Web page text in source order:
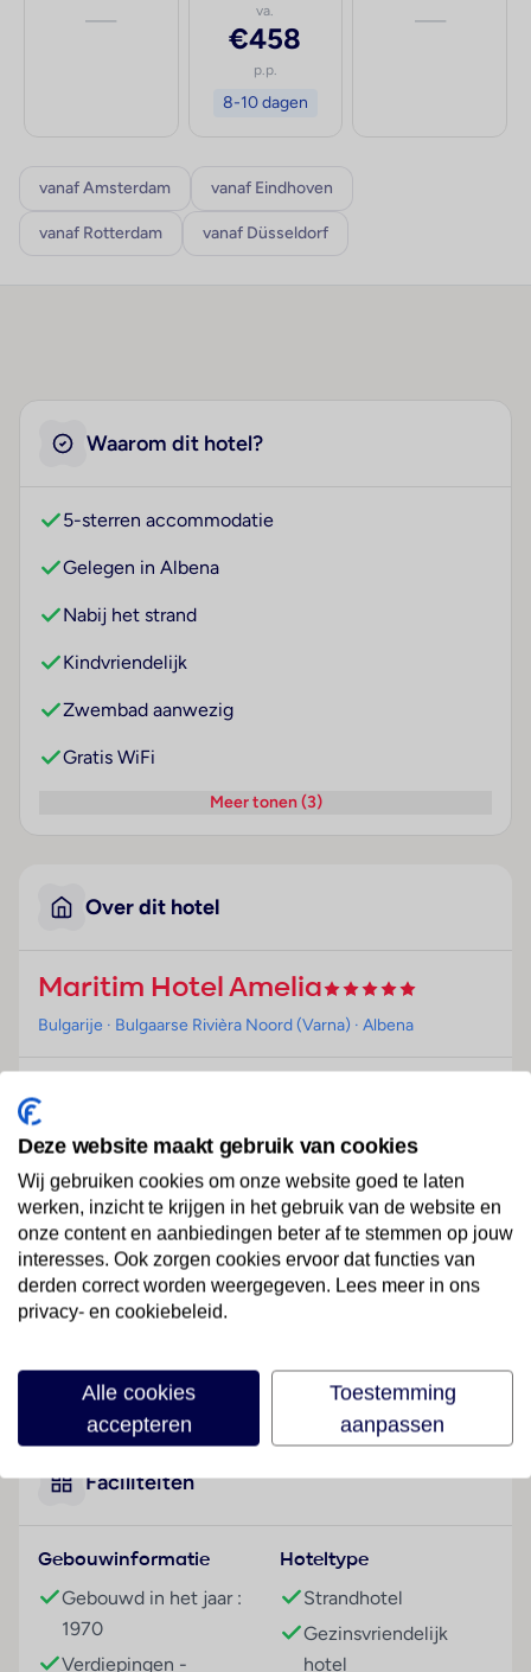
— va.
€458
p.p.
8-10 dagen
—
vanaf Amsterdam vanaf Eindhoven
vanaf Rotterdam vanaf Düsseldorf
Waarom dit hotel?
5-sterren accommodatie
Gelegen in Albena
Nabij het strand
Kindvriendelijk
Zwembad aanwezig
Gratis WiFi
Meer tonen (3)
Over dit hotel
Maritim Hotel Amelia
Bulgarije · Bulgaarse Rivièra Noord (Varna) · Albena
Het gezinZeezichtriendelijke hotel, ideaal voor
strandvakantiegangers en gezinnen, ligt in het
centrum van Albena, op slechts enkele meters
afstand van het zandstrand. In de buurt zijn diverse
mogelijkheden om boodschappen te doen.
Hotelfaciliteiten
Het hotel biedt op 7 verdiepingen 11 eenpersoons- en
zijn. Engels- en Duitstalig personeel bij de receptie in
de ontvangsthal is hulZwembadzichtaardig bij het in-
en uitchecken. Service zoals een bagagedepot, een
kluis en een wisselkantoor draagt bij tot een
comfortabel verblijf. Via Wi-Fi hebben de gasten
de supermarkt zijn producten voor het dagelijks
gebruik verkrijgbaar. Op het terrein van het hotel
bevinden zich een mooie tuin en een fraaie
speelplaats. Tot de overige voorzieningen van het
Lees meer
Faciliteiten
Gebouwinformatie
Gebouwd in het jaar :
1970
Verdiepingen -
Hoteltype
Strandhotel
Gezinsvriendelijk
hotel
Deze website maakt gebruik van cookies
Wij gebruiken cookies om onze website goed te laten
werken, inzicht te krijgen in het gebruik van de website en
onze content en aanbiedingen beter af te stemmen op jouw
interesses. Ook zorgen cookies ervoor dat functies van
derden correct worden weergegeven. Lees meer in ons
privacy- en cookiebeleid.
Alle cookies
accepteren
Toestemming
aanpassen